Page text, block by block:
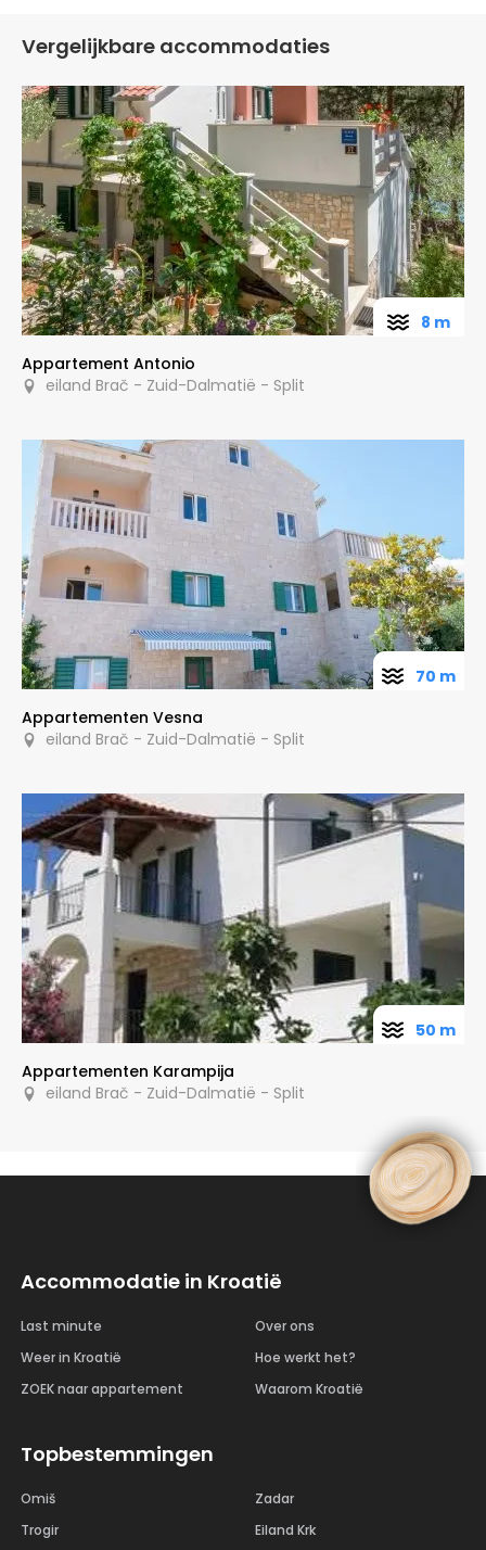
Vergelijkbare accommodaties
Appartement Antonio
eiland Brač - Zuid-Dalmatië - Split
8 m
Appartementen Vesna
eiland Brač - Zuid-Dalmatië - Split
70 m
Appartementen Karampija
eiland Brač - Zuid-Dalmatië - Split
50 m
Accommodatie in Kroatië
Last minute
Weer in Kroatië
ZOEK naar appartement
Over ons
Hoe werkt het?
Waarom Kroatië
Topbestemmingen
Omiš
Trogir
Zadar
Eiland Krk